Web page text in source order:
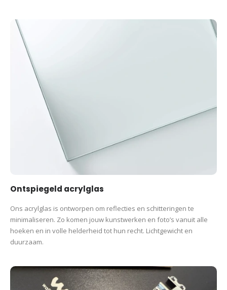
Ontspiegeld acrylglas
Ons acrylglas is ontworpen om reflecties en schitteringen te
minimaliseren. Zo komen jouw kunstwerken en foto’s vanuit alle
hoeken en in volle helderheid tot hun recht. Lichtgewicht en
duurzaam.